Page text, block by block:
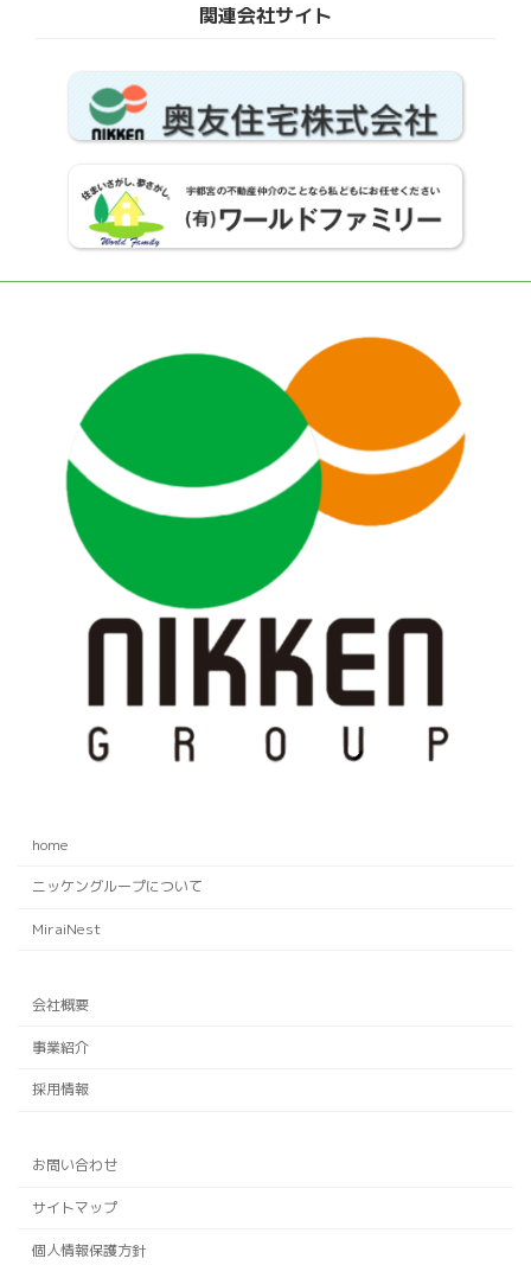
関連会社サイト
home
ニッケングループについて
MiraiNest
会社概要
事業紹介
採用情報
お問い合わせ
サイトマップ
個人情報保護方針